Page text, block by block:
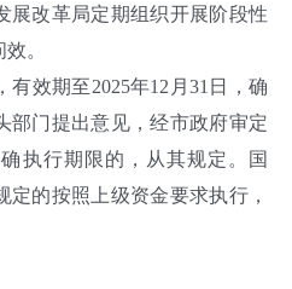
展改革局定期组织开展阶段性
。
效期至2025年12月31日，确
部门提出意见，经市政府审定
执行期限的，从其规定。国
的按照上级资金要求执行，